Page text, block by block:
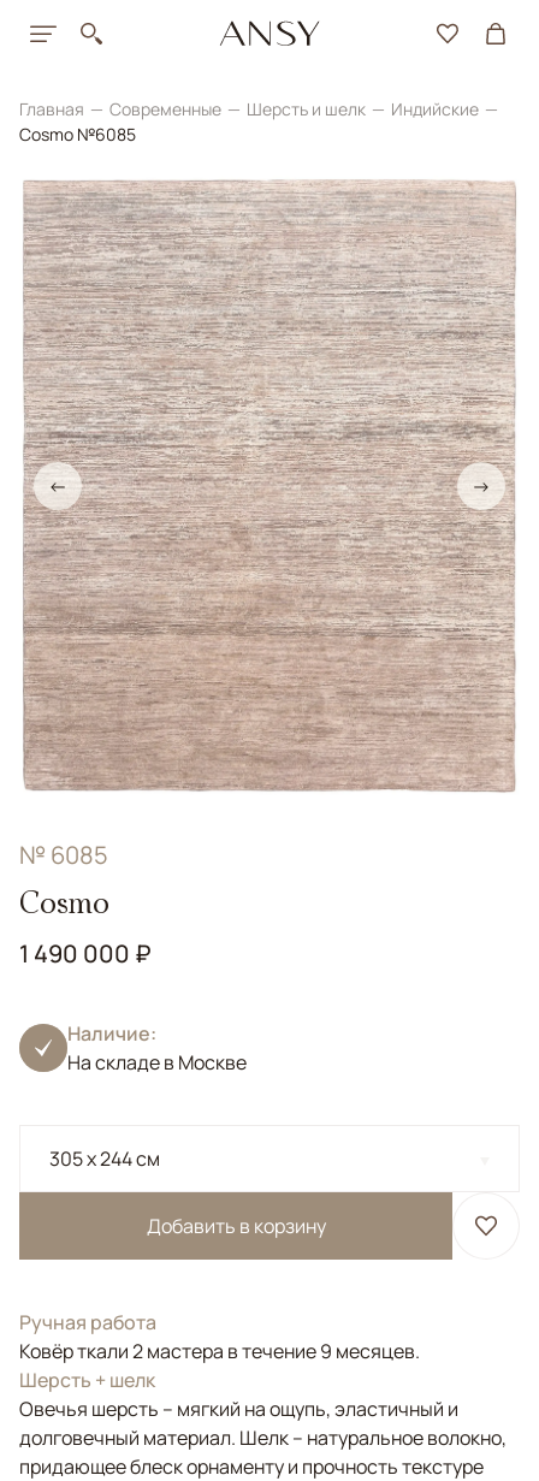
Главная Современные Шерсть и шелк
Индийские
Cosmo №6085
← →
№ 6085
Cosmo
1 490 000 ₽
Наличие:
На складе в Москве
305 x 244 см
Добавить в корзину
Ручная работа
Ковёр ткали 2 мастера в течение 9 месяцев.
Шерсть + шелк
Овечья шерсть – мягкий на ощупь, эластичный и
долговечный материал. Шелк – натуральное волокно,
придающее блеск орнаменту и прочность текстуре